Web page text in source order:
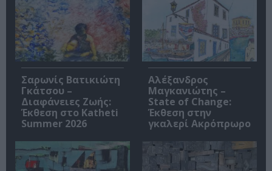
Σαρωνίς Βατικιώτη
Γκάτσου –
Διαφάνειες Ζωής:
Έκθεση στο Katheti
Summer 2026
Αλέξανδρος
Μαγκανιώτης –
State of Change:
Έκθεση στην
γκαλερί Ακρόπρωρο